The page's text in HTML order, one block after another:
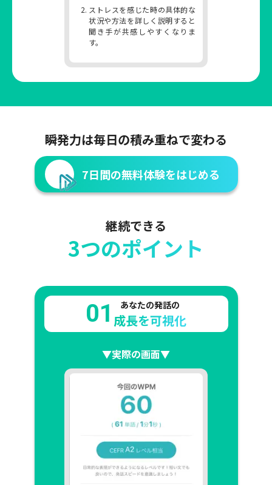
ストレスを感じた時の具体的な
状況や方法を詳しく説明すると
聞き手が共感しやすくなりま
す。
瞬発力は毎日の積み重ねで変わる
7日間の無料体験をはじめる
継続できる
3つのポイント
01 あなたの発話の
成長を可視化
▼実際の画面▼